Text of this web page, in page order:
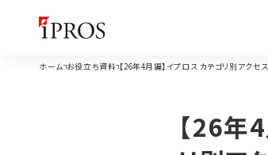
ホーム お役立ち資料 【26年4月編】イプロス カテゴリ別アクセ
【26年